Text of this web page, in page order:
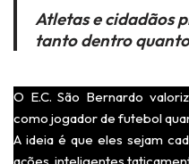
Atletas e cidadãos
tanto dentro
O E.C. São Bernardo
como jogador de futebol
A ideia é que eles sejam
ações, inteligentes